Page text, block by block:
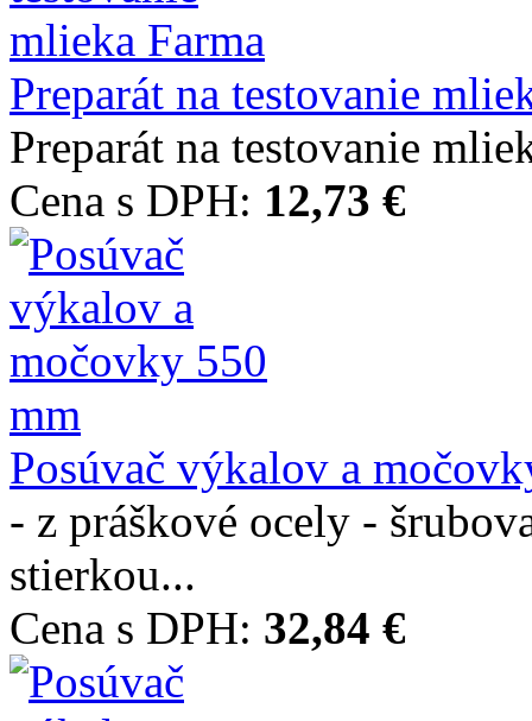
Preparát na testovanie
Preparát na testovanie
Cena s DPH: 12,73 €
Posúvač výkalov a
- z práškové ocely -
stierkou...
Cena s DPH: 32,84 €